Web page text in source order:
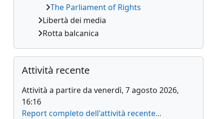
The Parliament of Rights
Libertà dei media
Rotta balcanica
Salta Attività recente
Attività recente
Attività a partire da venerdì, 7 agosto 2026,
16:16
Report completo dell'attività recente...